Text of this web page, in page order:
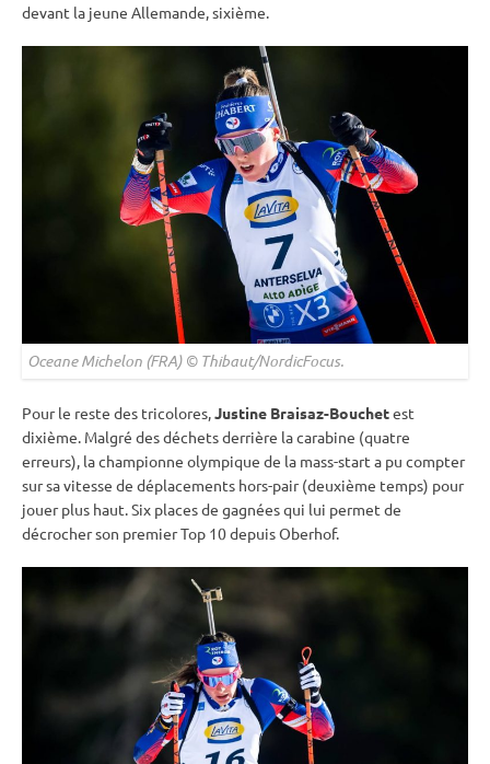
devant la jeune Allemande, sixième.
Oceane Michelon (FRA) © Thibaut/NordicFocus.
Pour le reste des tricolores, Justine Braisaz-Bouchetest
dixième. Malgré des déchets derrière lacarabine (quatre
erreurs), la championne olympique de la mass-start a pu compter
sur sa vitesse de déplacements hors-pair (deuxième temps) pour
jouer plus haut. Six places de gagnées qui lui permet de
décrocher son premier Top 10 depuisOberhof.